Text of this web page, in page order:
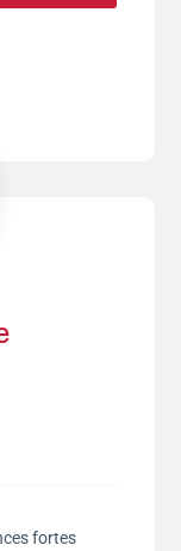
fortes